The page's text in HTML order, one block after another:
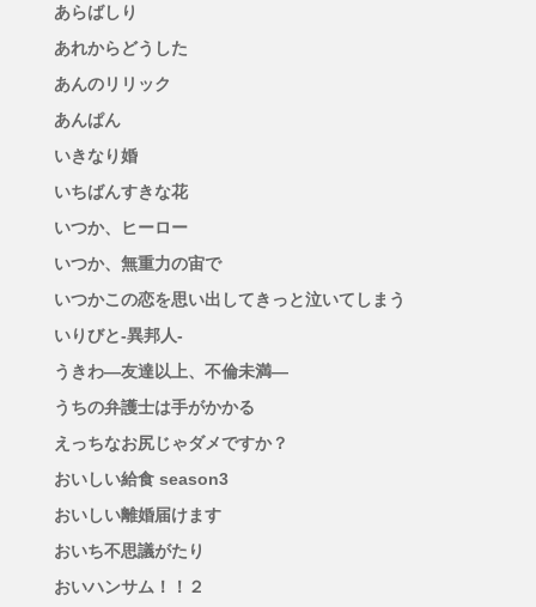
あらばしり
あれからどうした
あんのリリック
あんぱん
いきなり婚
いちばんすきな花
いつか、ヒーロー
いつか、無重力の宙で
いつかこの恋を思い出してきっと泣いてしまう
いりびと-異邦人-
うきわ―友達以上、不倫未満―
うちの弁護士は手がかかる
えっちなお尻じゃダメですか？
おいしい給食 season3
おいしい離婚届けます
おいち不思議がたり
おいハンサム！！２